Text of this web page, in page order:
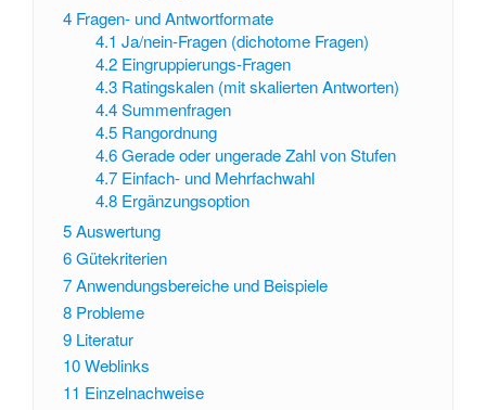
4 Fragen- und Antwortformate
4.1 Ja/nein-Fragen (dichotome Fragen)
4.2 Eingruppierungs-Fragen
4.3 Ratingskalen (mit skalierten Antworten)
4.4 Summenfragen
4.5 Rangordnung
4.6 Gerade oder ungerade Zahl von Stufen
4.7 Einfach- und Mehrfachwahl
4.8 Ergänzungsoption
5Auswertung
6Gütekriterien
7Anwendungsbereiche und Beispiele
8 Probleme
9 Literatur
10Weblinks
11 Einzelnachweise